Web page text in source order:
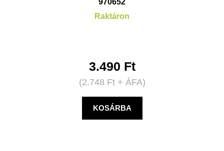
970652
Raktáron
3.490 Ft
(2.748 Ft+ ÁFA)
KOSÁRBA